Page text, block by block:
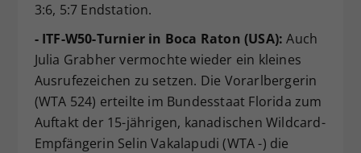
3:6, 5:7 Endstation.
- ITF-W50-Turnier in Boca Raton (USA): Auch
Julia Grabher vermochte wieder ein kleines
Ausrufezeichen zu setzen. Die Vorarlbergerin
(WTA 524) erteilte im Bundesstaat Florida zum
Auftakt der 15-jährigen, kanadischen Wildcard-
Empfängerin Selin Vakalapudi (WTA -) die